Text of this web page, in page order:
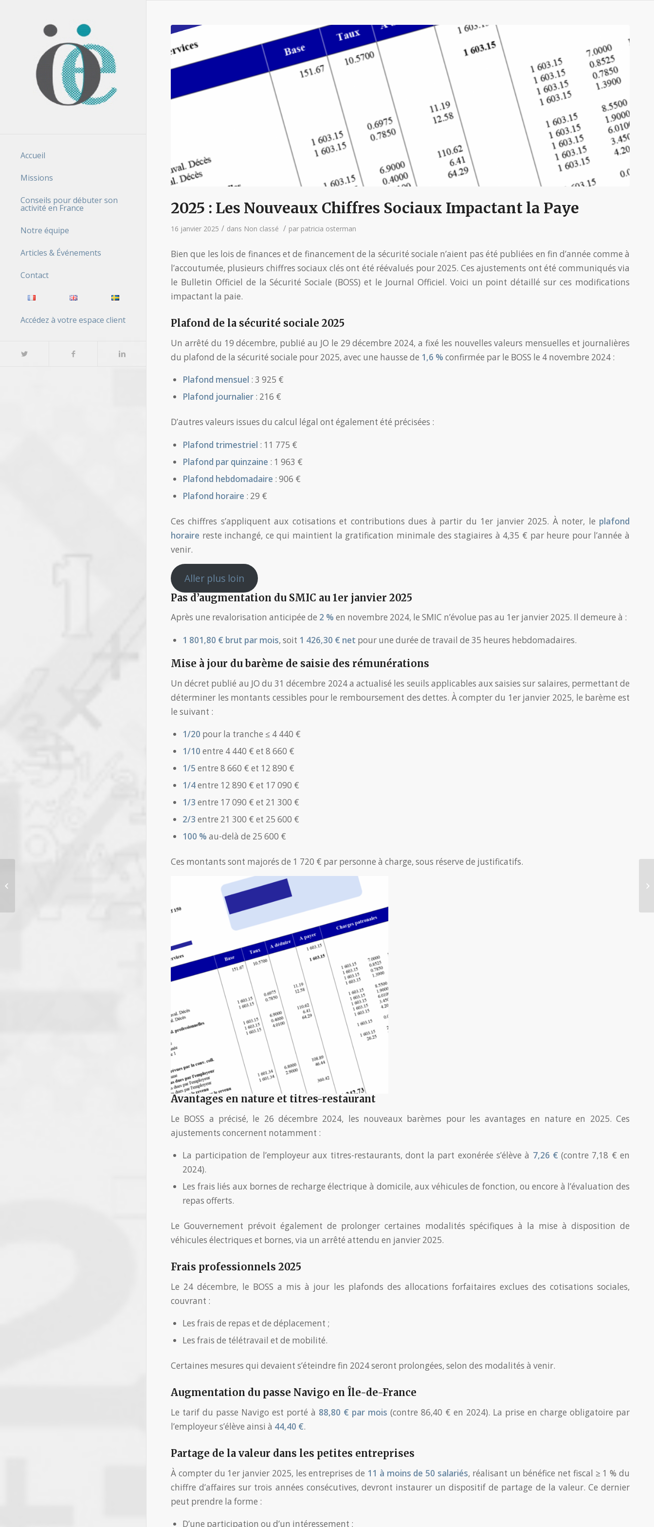
Accueil
Missions
Conseils pour débuter son
activité en France
Notre équipe
Articles & Événements
Contact
Accédez à votre espace client
2025 : Les Nouveaux Chiffres Sociaux Impactant la Paye
16 janvier 2025 / dans Non classé / par patricia osterman
Bien que les lois de finances et de financement de la sécurité sociale n’aient pas été publiées en fin d’année comme à
l’accoutumée, plusieurs chiffres sociaux clés ont été réévalués pour 2025. Ces ajustements ont été communiqués via
le Bulletin Officiel de la Sécurité Sociale (BOSS) et le Journal Officiel. Voici un point détaillé sur ces modifications
impactant la paie.
Plafond de la sécurité sociale 2025
Un arrêté du 19 décembre, publié au JO le 29 décembre 2024, a fixé les nouvelles valeurs mensuelles et journalières
du plafond de la sécurité sociale pour 2025, avec une hausse de 1,6 % confirmée par le BOSS le 4 novembre 2024 :
Plafond mensuel : 3 925 €
Plafond journalier : 216 €
D’autres valeurs issues du calcul légal ont également été précisées :
Plafond trimestriel : 11 775 €
Plafond par quinzaine : 1 963 €
Plafond hebdomadaire : 906 €
Plafond horaire : 29 €
Ces chiffres s’appliquent aux cotisations et contributions dues à partir du 1er janvier 2025. À noter, le plafond
horaire reste inchangé, ce qui maintient la gratification minimale des stagiaires à 4,35 € par heure pour l’année à
venir.
Aller plus loin
Pas d’augmentation du SMIC au 1er janvier 2025
Après une revalorisation anticipée de 2 % en novembre 2024, le SMIC n’évolue pas au 1er janvier 2025. Il demeure à :
1 801,80 € brut par mois, soit 1 426,30 € net pour une durée de travail de 35 heures hebdomadaires.
Mise à jour du barème de saisie des rémunérations
Un décret publié au JO du 31 décembre 2024 a actualisé les seuils applicables aux saisies sur salaires, permettant de
déterminer les montants cessibles pour le remboursement des dettes. À compter du 1er janvier 2025, le barème est
le suivant :
1/20 pour la tranche ≤ 4 440 €
1/10 entre 4 440 € et 8 660 €
1/5 entre 8 660 € et 12 890 €
1/4entre 12 890 € et 17 090 €
1/3 entre 17 090 € et 21 300 €
2/3 entre 21 300 € et 25 600 €
100 % au-delà de 25 600 €
Ces montants sont majorés de 1 720 € par personne à charge, sous réserve de justificatifs.
Avantages en nature et titres-restaurant
Le BOSS a précisé, le 26 décembre 2024, les nouveaux barèmes pour les avantages en nature en 2025. Ces
ajustements concernent notamment :
La participation de l’employeur aux titres-restaurants, dont la part exonérée s’élève à 7,26 € (contre 7,18 € en
2024).
Les frais liés aux bornes de recharge électrique à domicile, aux véhicules de fonction, ou encore à l’évaluation des
repas offerts.
Le Gouvernement prévoit également de prolonger certaines modalités spécifiques à la mise à disposition de
véhicules électriques et bornes, via un arrêté attendu en janvier 2025.
Frais professionnels 2025
Le 24 décembre, le BOSS a mis à jour les plafonds des allocations forfaitaires exclues des cotisations sociales,
couvrant :
Les frais de repas et de déplacement ;
Les frais de télétravail et de mobilité.
Certaines mesures qui devaient s’éteindre fin 2024 seront prolongées, selon des modalités à venir.
Augmentation du passe Navigo en Île-de-France
Le tarif du passe Navigo est porté à 88,80 € par mois (contre 86,40 € en 2024). La prise en charge obligatoire par
l’employeur s’élève ainsi à 44,40 €.
Partage de la valeur dans les petites entreprises
À compter du 1er janvier 2025, les entreprises de 11 à moins de 50 salariés, réalisant un bénéfice net fiscal ≥ 1 % du
chiffre d’affaires sur trois années consécutives, devront instaurer un dispositif de partage de la valeur. Ce dernier
peut prendre la forme :
D’une participation ou d’un intéressement ;